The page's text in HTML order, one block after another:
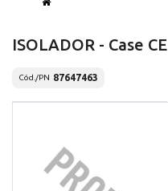
ISOLADOR - Case CE
Cód./PN 87647463